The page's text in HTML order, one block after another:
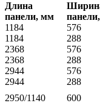
Длина
панели, мм
1184
576
1184
288
2368
576
2368
288
2944
576
2944
288
2950/1140
600